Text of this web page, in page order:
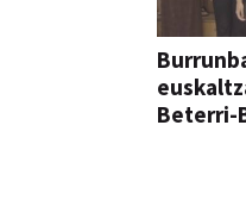
Beterri-